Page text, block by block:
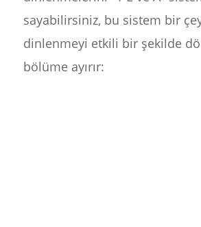
sayabilirsiniz, bu sistem bir
dinlenmeyi etkili bir şekilde
bölüme ayırır: